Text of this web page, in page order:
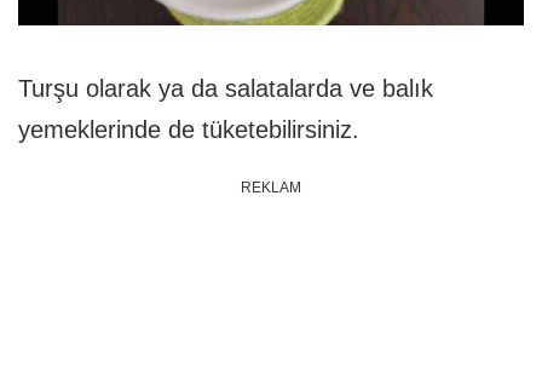
Turşu olarak ya da salatalarda ve balık
yemeklerinde de tüketebilirsiniz.
REKLAM